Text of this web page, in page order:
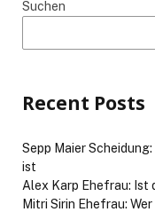
Suchen
Recent Posts
Sepp Maier
ist
Alex Karp Ehefrau:
Mitri Sirin Ehefrau: